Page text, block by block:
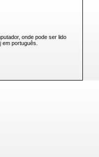
onde pode ser lido
em português.